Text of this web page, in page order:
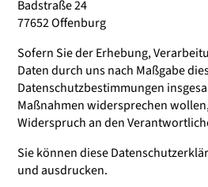
Badstraße 24
77652 Offenburg
Sofern Sie der Erhebung,
Daten durch uns nach Maßgabe
Datenschutzbestimmungen
Maßnahmen widersprechen
Widerspruch an den
Sie können diese
und ausdrucken.